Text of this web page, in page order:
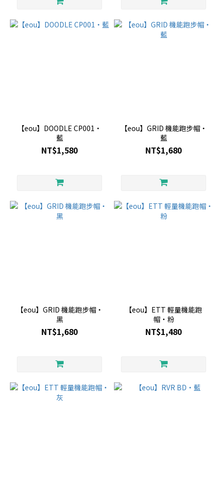
【eou】DOODLE CP001・
藍
NT$1,580
【eou】GRID 機能跑步帽・
藍
NT$1,680
【eou】GRID 機能跑步帽・
黑
NT$1,680
【eou】ETT 輕量機能跑
帽・粉
NT$1,480